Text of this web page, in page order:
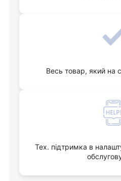
Весь товар, який на
Тех. підтримка в